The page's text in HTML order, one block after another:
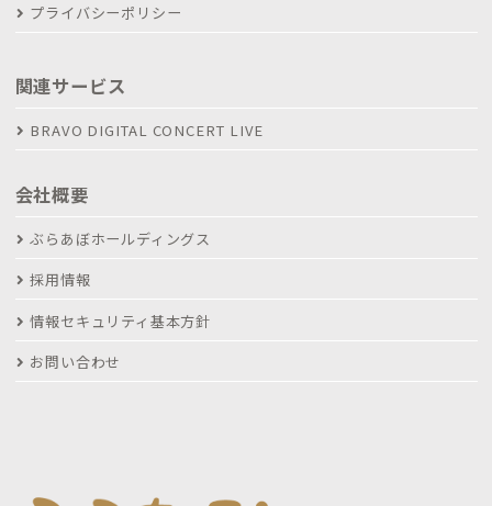
プライバシーポリシー
関連サービス
BRAVO DIGITAL CONCERT LIVE
会社概要
ぶらあぼホールディングス
採用情報
情報セキュリティ基本方針
お問い合わせ